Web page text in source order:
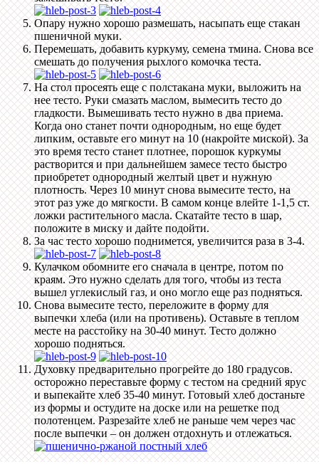
Опару нужно хорошо размешать, насыпать еще стакан
пшеничной муки.
Перемешать, добавить куркуму, семена тмина. Снова все
смешать до получения рыхлого комочка теста.
На стол просеять еще с полстакана муки, выложить на
нее тесто. Руки смазать маслом, вымесить тесто до
гладкости. Вымешивать тесто нужно в два приема.
Когда оно станет почти однородным, но еще будет
липким, оставьте его минут на 10 (накройте миской). За
это время тесто станет плотнее, порошок куркумы
растворится и при дальнейшем замесе тесто быстро
приобретет однородный желтый цвет и нужную
плотность. Через 10 минут снова вымесите тесто, на
этот раз уже до мягкости. В самом конце влейте 1-1,5 ст.
ложки растительного масла. Скатайте тесто в шар,
положите в миску и дайте подойти.
За час тесто хорошо поднимется, увеличится раза в 3-4.
Кулачком обомните его сначала в центре, потом по
краям. Это нужно сделать для того, чтобы из теста
вышел углекислый газ, и оно могло еще раз подняться.
Снова вымесите тесто, переложите в форму для
выпечки хлеба (или на противень). Оставьте в теплом
месте на расстойку на 30-40 минут. Тесто должно
хорошо подняться.
Духовку предварительно прогрейте до 180 градусов.
осторожно переставьте форму с тестом на средний ярус
и выпекайте хлеб 35-40 минут. Готовый хлеб достаньте
из формы и остудите на доске или на решетке под
полотенцем. Разрезайте хлеб не раньше чем через час
после выпечки – он должен отдохнуть и отлежаться.